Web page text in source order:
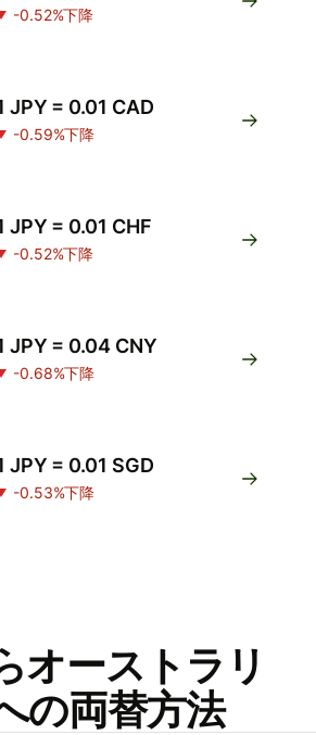
-0.52%下降
JPY = 0.01 CAD
-0.59%下降
JPY = 0.01 CHF
-0.52%下降
JPY = 0.04 CNY
-0.68%下降
JPY = 0.01 SGD
-0.53%下降
オーストラリ
の両替方法